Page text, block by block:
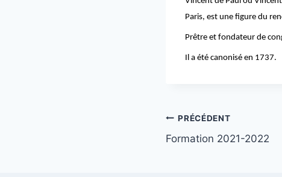
Paris, est une figure du
Prêtre et fondateur de
Il a été canonisé en 1737.
Navigation
de
PRÉCÉDENT
Formation 2021-2022